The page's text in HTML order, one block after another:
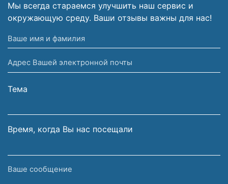
Мы всегда стараемся улучшить наш сервис и
окружающую среду. Ваши отзывы важны для нас!
Ваше
имя
и
фамилия
Адрес
Вашей
электронной
Тема
Время, когда Вы нас посещали
Ваше